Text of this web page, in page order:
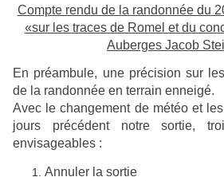
Compte rendu de la randonnée du
«sur les traces de Romel et du
Auberges Jacob
En préambule, une précision sur
de la randonnée en terrain enneigé.
Avec le changement de météo et
jours précédent notre sortie,
envisageables :
Annuler la sortie